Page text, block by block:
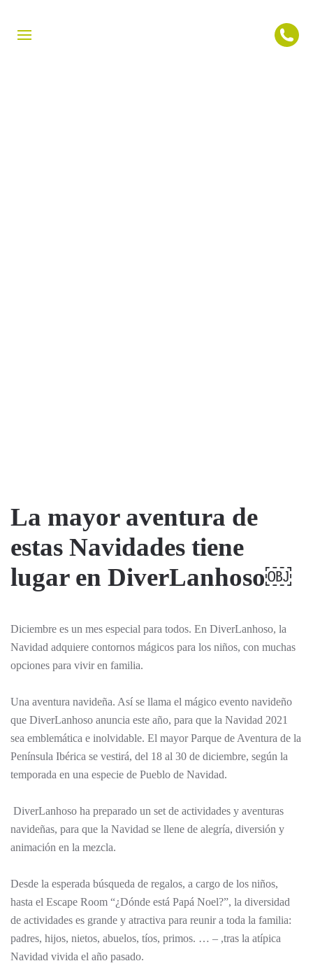
La mayor aventura de
estas Navidades tiene
lugar en DiverLanhoso￼
Diciembre es un mes especial para todos. En DiverLanhoso, la
Navidad adquiere contornos mágicos para los niños, con muchas
opciones para vivir en familia.
Una aventura navideña. Así se llama el mágico evento navideño
que DiverLanhoso anuncia este año, para que la Navidad 2021
sea emblemática e inolvidable. El mayor Parque de Aventura de la
Península Ibérica se vestirá, del 18 al 30 de diciembre, según la
temporada en una especie de Pueblo de Navidad.
DiverLanhoso ha preparado un set de actividades y aventuras
navideñas, para que la Navidad se llene de alegría, diversión y
animación en la mezcla.
Desde la esperada búsqueda de regalos, a cargo de los niños,
hasta el Escape Room “¿Dónde está Papá Noel?”, la diversidad
de actividades es grande y atractiva para reunir a toda la familia:
padres, hijos, nietos, abuelos, tíos, primos. … – ,tras la atípica
Navidad vivida el año pasado.